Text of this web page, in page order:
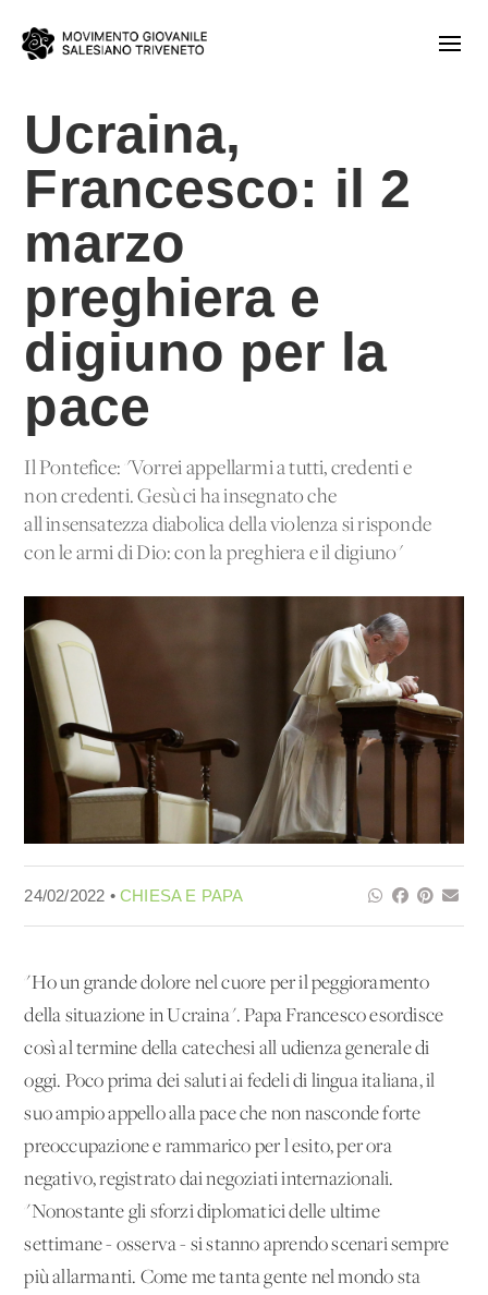
Ucraina,
Francesco: il 2
marzo
preghiera e
digiuno per la
pace
Il Pontefice: "Vorrei appellarmi a tutti, credenti e
non credenti. Gesù ci ha insegnato che
all'insensatezza diabolica della violenza si risponde
con le armi di Dio: con la preghiera e il digiuno"
24/02/2022 •CHIESA E PAPA
"Ho un grande dolore nel cuore per il peggioramento
della situazione in Ucraina". Papa Francesco esordisce
così al termine della catechesi all'udienza generale di
oggi. Poco prima dei saluti ai fedeli di lingua italiana, il
suo ampio appello alla pace che non nasconde forte
preoccupazione e rammarico per l'esito, per ora
negativo, registrato dai negoziati internazionali.
"Nonostante gli sforzi diplomatici delle ultime
settimane - osserva - si stanno aprendo scenari sempre
più allarmanti. Come me tanta gente nel mondo sta